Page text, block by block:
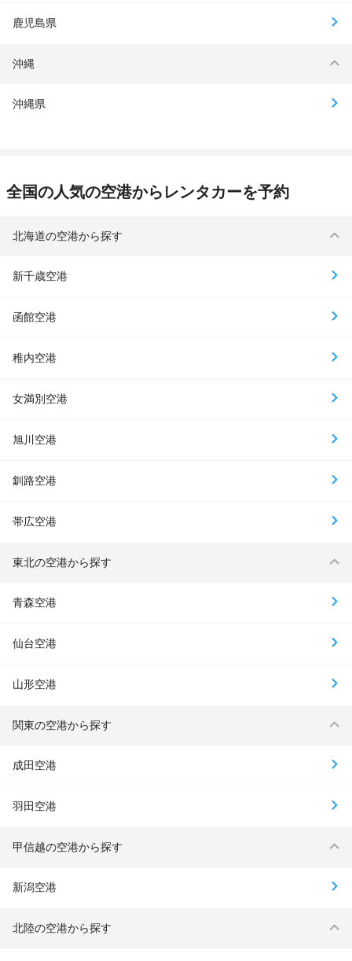
鹿児島県
沖縄
沖縄県
全国の人気の空港からレンタカーを予約
北海道の空港から探す
新千歳空港
函館空港
稚内空港
女満別空港
旭川空港
釧路空港
帯広空港
東北の空港から探す
青森空港
仙台空港
山形空港
関東の空港から探す
成田空港
羽田空港
甲信越の空港から探す
新潟空港
北陸の空港から探す